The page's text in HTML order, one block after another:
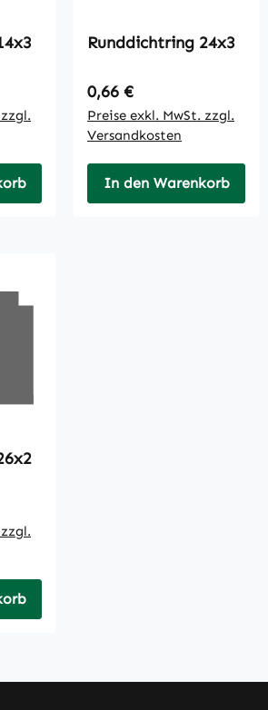
14x3 Runddichtring 24x3
Regulärer Preis:
0,66 €
Preise exkl. MwSt. zzgl.
Versandkosten
In den Warenkorb
26x2